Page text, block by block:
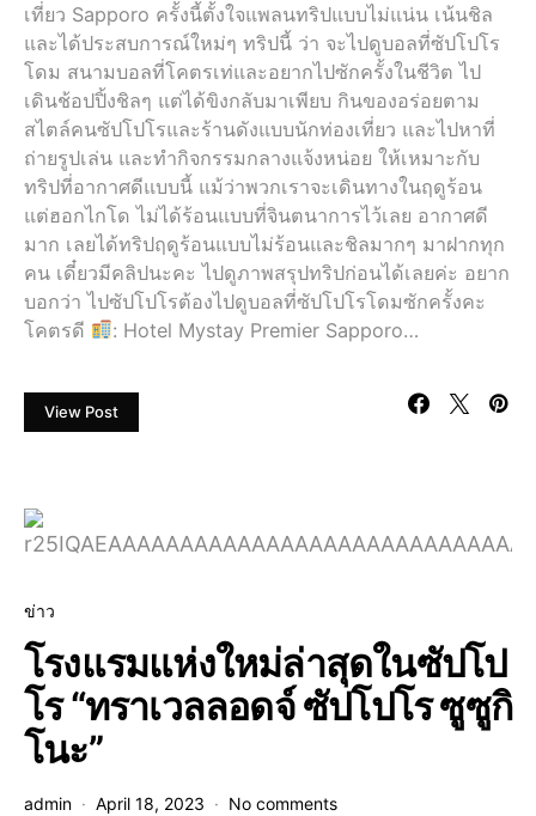
เที่ยว Sapporo ครั้งนี้ตั้งใจแพลนทริปแบบไม่แน่น เน้นชิล
และได้ประสบการณ์ใหม่ๆ ทริปนี้ ว่า จะไปดูบอลที่ซัปโปโร
โดม สนามบอลที่โคตรเท่และอยากไปซักครั้งในชีวิต ไป
เดินช้อปปิ้งชิลๆ แต่ได้ขิงกลับมาเพียบ กินของอร่อยตาม
สไตล์คนซัปโปโรและร้านดังแบบนักท่องเที่ยว และไปหาที่
ถ่ายรูปเล่น และทำกิจกรรมกลางแจ้งหน่อย ให้เหมาะกับ
ทริปที่อากาศดีแบบนี้ แม้ว่าพวกเราจะเดินทางในฤดูร้อน
แต่ฮอกไกโด ไม่ได้ร้อนแบบที่จินตนาการไว้เลย อากาศดี
มาก เลยได้ทริปฤดูร้อนแบบไม่ร้อนและชิลมากๆ มาฝากทุก
คน เดี๋ยวมีคลิปนะคะ ไปดูภาพสรุปทริปก่อนได้เลยค่ะ อยาก
บอกว่า ไปซัปโปโรต้องไปดูบอลที่ซัปโปโรโดมซักครั้งคะ
โคตรดี
: Hotel Mystay Premier Sapporo…
View Post
ข่าว
โรงแรมแห่งใหม่ล่าสุดในซัปโป
โร “ทราเวลลอดจ์ ซัปโปโร ซูซูกิ
โนะ”
admin April 18, 2023 No comments